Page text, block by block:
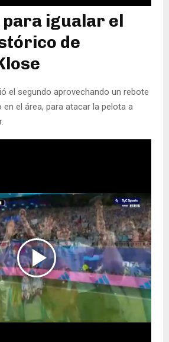
igualar el
de
el segundo aprovechando un rebote
en el área, para atacar la pelota a